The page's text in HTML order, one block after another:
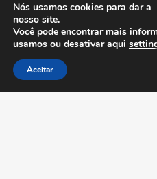
Anuncie Grátis
Nós usamos cookies para dar
nosso site.
Você pode encontrar mais
usamos ou desativar aqui
Aceitar